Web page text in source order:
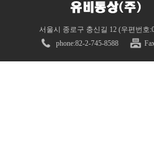
서울시 종로구 충신길 12 (우편번호
phone:82-2-745-8588